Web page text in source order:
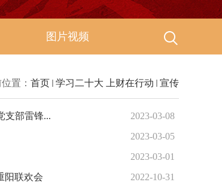
图片视频
置： 首页 学习二十大 上财在行动 宣传
支部雷锋...
2023-03-08
2023-03-05
2023-03-01
阳联欢会
2022-10-31